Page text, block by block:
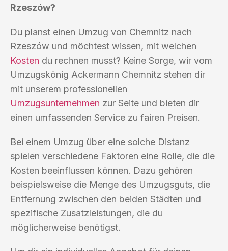
Rzeszów?
Du planst einen Umzug von Chemnitz nach
Rzeszów und möchtest wissen, mit welchen
Kosten du rechnen musst? Keine Sorge, wir vom
Umzugskönig Ackermann Chemnitz stehen dir
mit unserem professionellen
Umzugsunternehmen zur Seite und bieten dir
einen umfassenden Service zu fairen Preisen.
Bei einem Umzug über eine solche Distanz
spielen verschiedene Faktoren eine Rolle, die die
Kosten beeinflussen können. Dazu gehören
beispielsweise die Menge des Umzugsguts, die
Entfernung zwischen den beiden Städten und
spezifische Zusatzleistungen, die du
möglicherweise benötigst.